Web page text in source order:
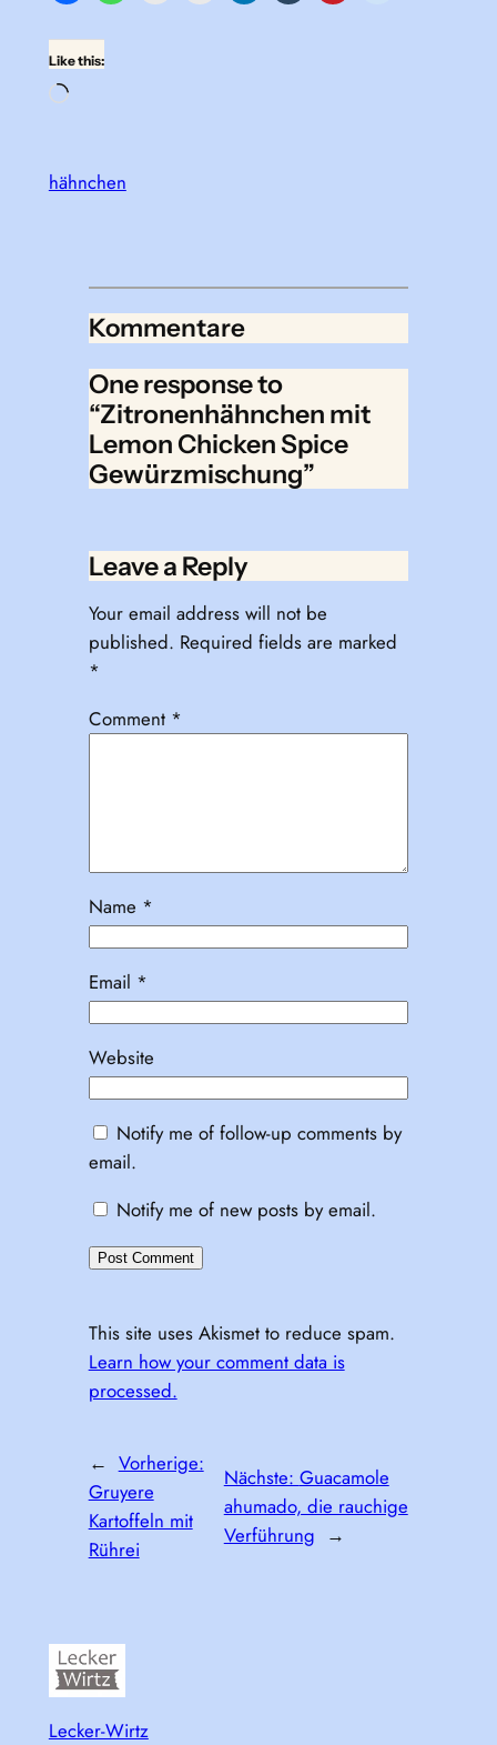
Like this:
Loading…
hähnchen
Kommentare
One response to
“Zitronenhähnchen mit
Lemon Chicken Spice
Gewürzmischung”
Leave a Reply
Your email address will not be
published. Required fields are marked
*
Comment *
Name *
Email *
Website
Notify me of follow-up comments by
email.
Notify me of new posts by email.
This site uses Akismet to reduce spam.
Learn how your comment data is
processed.
← Vorherige:
Gruyere
Kartoffeln mit
Rührei
Nächste: Guacamole
ahumado, die rauchige
Verführung →
Lecker-Wirtz